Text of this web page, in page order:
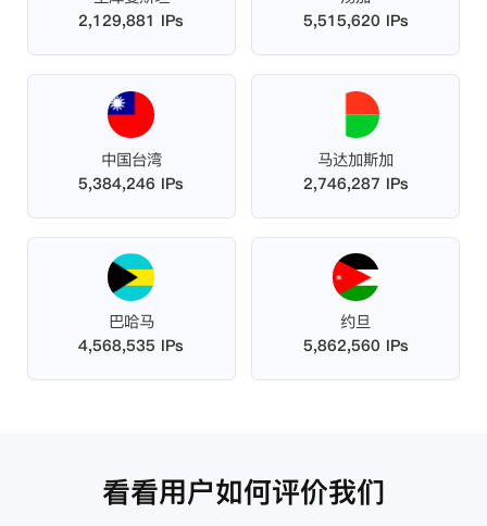
2,129,881 IPs
5,515,620 IPs
中国台湾
5,384,246 IPs
马达加斯加
2,746,287 IPs
巴哈马
4,568,535 IPs
约旦
5,862,560 IPs
看看用户如何评价我们